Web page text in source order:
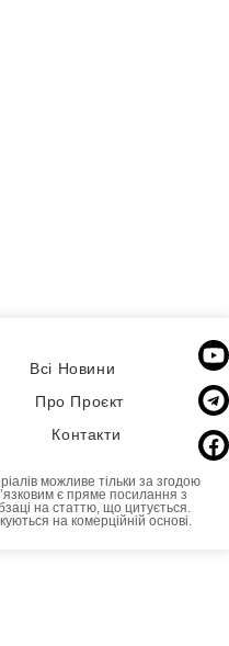
Всі Новини
Про Проєкт
Контакти
можливе тільки за згодою
є пряме посилання з
на статтю, що цитується.
на комерційній основі.